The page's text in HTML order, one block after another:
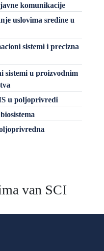
komunikacije
uslovima sredine u
sistemi i precizna
sistemi u proizvodnim
u poljoprivredi
van SCI